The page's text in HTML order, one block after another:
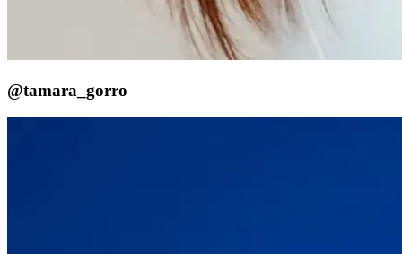
@tamara_gorro